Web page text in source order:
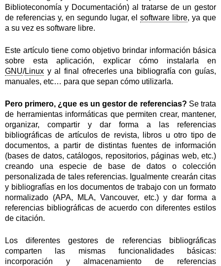
Biblioteconomía y Documentación) al tratarse de un gestor
de referencias y, en segundo lugar, elsoftware libre, ya que
a su vez es software libre.
Este artículo tiene como objetivo brindar información básica
sobre esta aplicación, explicar cómo instalarla en
GNU/Linux y al final ofrecerles una bibliografía con guías,
manuales, etc… para que sepan cómo utilizarla.
Pero primero, ¿que es un gestor de referencias? Se trata
de herramientas informáticas que permiten crear, mantener,
organizar, compartir y dar forma a las referencias
bibliográficas de artículos de revista, libros u otro tipo de
documentos, a partir de distintas fuentes de información
(bases de datos, catálogos, repositorios, páginas web, etc.)
creando una especie de base de datos o colección
personalizada de tales referencias. Igualmente crearán citas
y bibliografías en los documentos de trabajo con un formato
normalizado (APA, MLA, Vancouver, etc.) y dar forma a
referencias bibliográficas de acuerdo con diferentes estilos
de citación.
Los diferentes gestores de referencias bibliográficas
comparten las mismas funcionalidades básicas:
incorporación y almacenamiento de referencias